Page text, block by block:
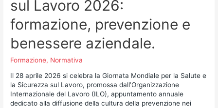
sul Lavoro 2026:
formazione, prevenzione e
benessere aziendale.
Formazione, Normativa
Il 28 aprile 2026 si celebra la Giornata Mondiale per la Salute e
la Sicurezza sul Lavoro, promossa dall’Organizzazione
Internazionale del Lavoro (ILO), appuntamento annuale
dedicato alla diffusione della cultura della prevenzione nei